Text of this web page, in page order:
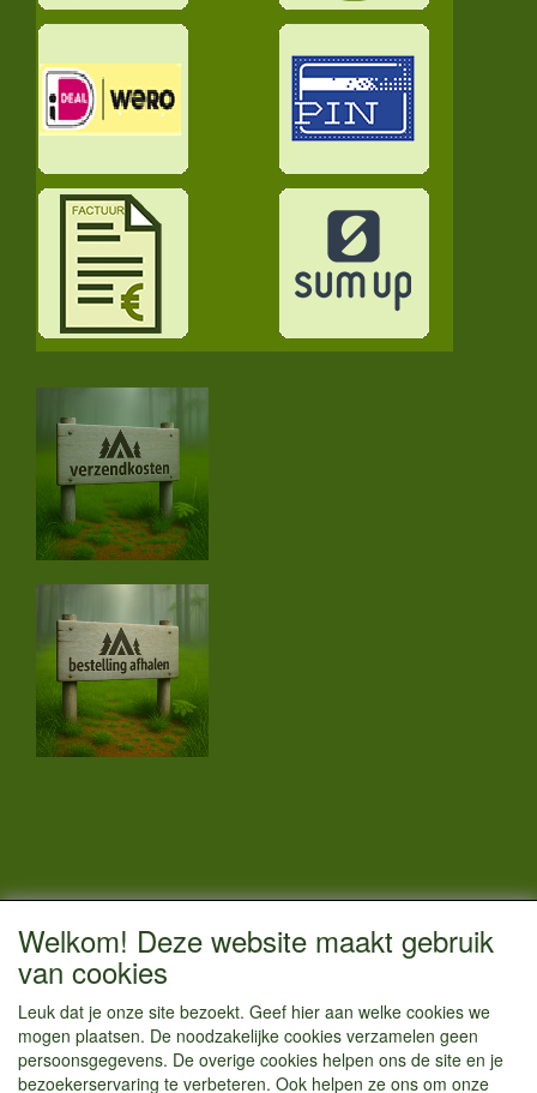
CONTACTGEGEVENS
Vestigingsadres:
Hoofdweg 36
1433 JW Kudelstaart
Welkom! Deze website maakt gebruik
van cookies
Leuk dat je onze site bezoekt. Geef hier aan welke cookies we
mogen plaatsen. De noodzakelijke cookies verzamelen geen
persoonsgegevens. De overige cookies helpen ons de site en je
bezoekerservaring te verbeteren. Ook helpen ze ons om onze